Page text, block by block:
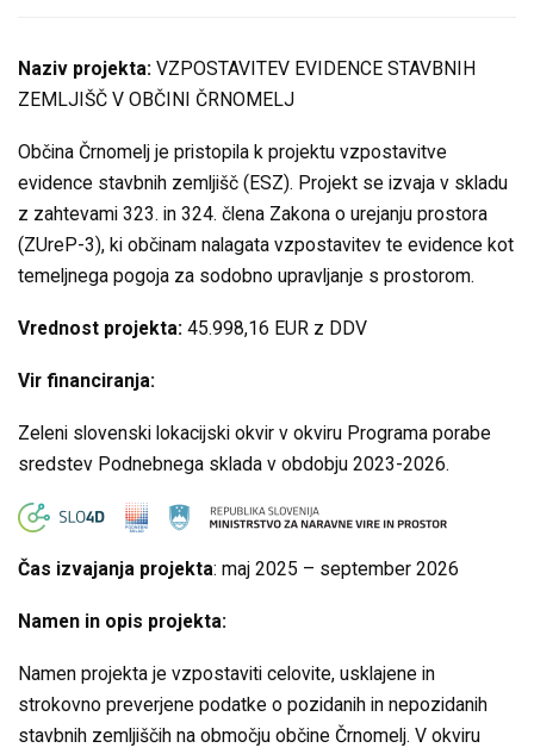
Naziv projekta: VZPOSTAVITEV EVIDENCE STAVBNIH
ZEMLJIŠČ V OBČINI ČRNOMELJ
Občina Črnomelj je pristopila k projektu vzpostavitve
evidence stavbnih zemljišč (ESZ). Projekt se izvaja v skladu
z zahtevami 323. in 324. člena Zakona o urejanju prostora
(ZUreP-3), ki občinam nalagata vzpostavitev te evidence kot
temeljnega pogoja za sodobno upravljanje s prostorom.
Vrednost projekta: 45.998,16 EUR z DDV
Vir financiranja:
Zeleni slovenski lokacijski okvir v okviru Programa porabe
sredstev Podnebnega sklada v obdobju 2023-2026.
Čas izvajanja projekta: maj 2025 – september 2026
Namen in opis projekta:
Namen projekta je vzpostaviti celovite, usklajene in
strokovno preverjene podatke o pozidanih in nepozidanih
stavbnih zemljiščih na območju občine Črnomelj. V okviru